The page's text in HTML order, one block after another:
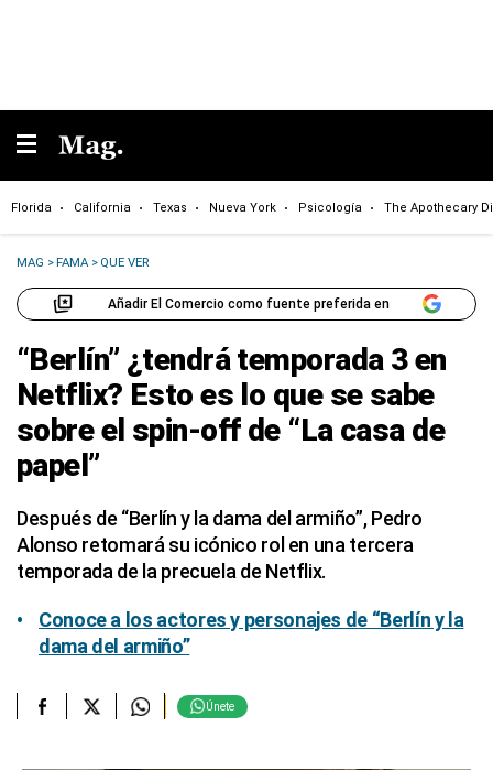
Florida California Texas Nueva York Psicología The Apothecary
MAG >FAMA > QUE VER
Añadir El Comercio como fuente preferida en
“Berlín” ¿tendrá temporada 3 en
Netflix? Esto es lo que se sabe
sobre el spin-off de “La casa de
papel”
Después de “Berlín y la dama del armiño”, Pedro
Alonso retomará su icónico rol en una tercera
temporada de la precuela de Netflix.
Conoce a los actores y personajes de “Berlín y la
dama del armiño”
Únete